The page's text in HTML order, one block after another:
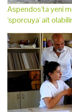
Aspendos'ta yeni
'sporcuya' ait olabilir